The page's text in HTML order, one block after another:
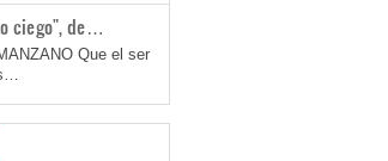
ciego", de…
Que el ser